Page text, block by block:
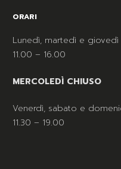
ORARI
Lunedì, martedì e giovedì
11.00 – 16.00
MERCOLEDÌ CHIUSO
Venerdì, sabato e
11.30 – 19.00